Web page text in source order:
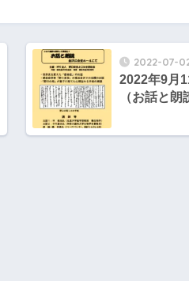
2022-07-
2022年9月
（お話と